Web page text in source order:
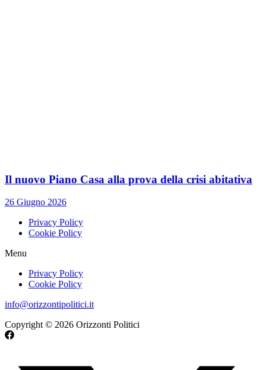
Il nuovo Piano Casa alla prova della crisi abitativa
26 Giugno 2026
Privacy Policy
Cookie Policy
Menu
Privacy Policy
Cookie Policy
info@orizzontipolitici.it
Copyright © 2026 Orizzonti Politici